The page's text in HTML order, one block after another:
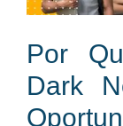
Por
Dark